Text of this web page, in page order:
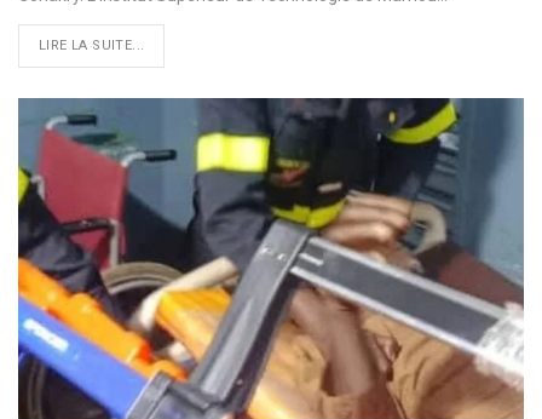
LIRE LA SUITE...